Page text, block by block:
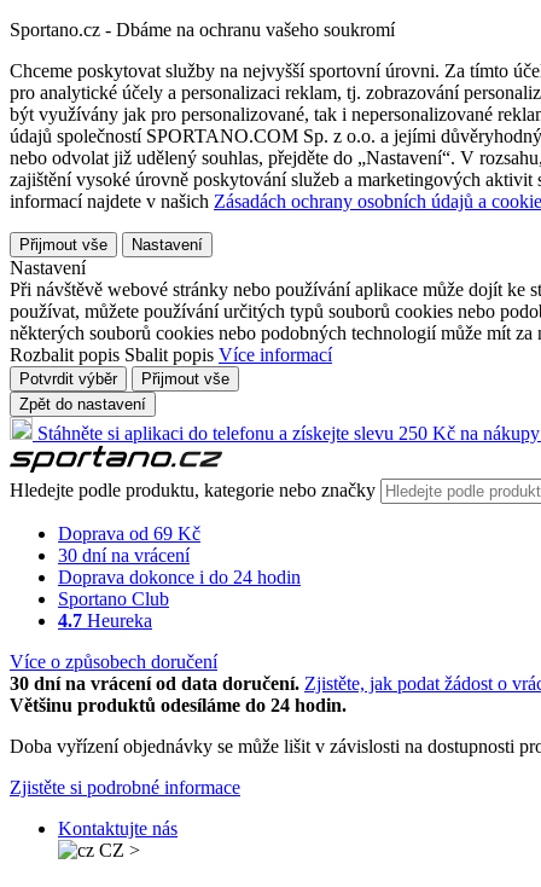
Sportano.cz - Dbáme na ochranu vašeho soukromí
Chceme poskytovat služby na nejvyšší sportovní úrovni. Za tímto
pro analytické účely a personalizaci reklam, tj. zobrazování
být využívány jak pro personalizované, tak i nepersonalizované
údajů společností SPORTANO.COM Sp. z o.o. a jejími
nebo odvolat již udělený souhlas, přejděte do „Nastavení“. V
zajištění vysoké úrovně poskytování služeb a marketingových
informací najdete v našich Zásadách ochrany osobních údajů a
Přijmout vše Nastavení
Nastavení
Při návštěvě webové stránky nebo používání aplikace může dojít ke
používat, můžete používání určitých typů souborů cookies nebo
některých souborů cookies nebo podobných technologií může mít
Rozbalit popis Sbalit popis Více informací
Potvrdit výběr
Přijmout vše
Zpět do nastavení
Stáhněte si aplikaci do telefonu a získejte slevu 250 Kč na
Hledejte podle produktu, kategorie nebo značky
Doprava od 69 Kč
30 dní na vrácení
Doprava dokonce i do 24 hodin
Sportano Club
4.7 Heureka
Více o způsobech doručení
30 dní na vrácení od data doručení. Zjistěte, jak podat žádost o
Většinu produktů odesíláme do 24 hodin.
Doba vyřízení objednávky se může lišit v závislosti na dostupnosti
Zjistěte si podrobné informace
Kontaktujte nás
CZ >